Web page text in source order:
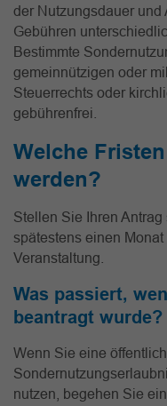
der Nutzungsdauer und
Gebühren
Bestimmte
gemeinnützigen oder
Steuerrechts oder
gebührenfrei.
Welche
werden?
Stellen Sie Ihren
spätestens einen
Veranstaltung.
Was passiert,
beantragt wurde?
Wenn Sie eine
nutzen, begehen Sie